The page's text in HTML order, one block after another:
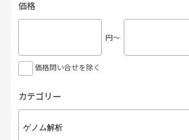
価格
円〜
価格問い合せを除く
カテゴリー